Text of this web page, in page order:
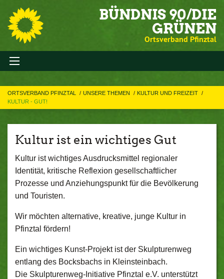
BÜNDNIS 90/DIE
GRÜNEN
Ortsverband Pfinztal
ORTSVERBAND PFINZTAL UNSERE THEMEN
KULTUR UND FREIZEIT
KULTUR - GUT!
Kultur ist ein wichtiges Gut
Kultur ist wichtiges Ausdrucksmittel regionaler
Identität, kritische Reflexion gesellschaftlicher
Prozesse und Anziehungspunkt für die Bevölkerung
und Touristen.
Wir möchten alternative, kreative, junge Kultur in
Pfinztal fördern!
Ein wichtiges Kunst-Projekt ist der Skulpturenweg
entlang des Bocksbachs in Kleinsteinbach.
Die Skulpturenweg-Initiative Pfinztal e.V. unterstützt